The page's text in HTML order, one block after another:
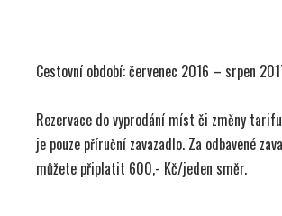
Cestovní období: červenec 2016 – srpen
Rezervace do vyprodání míst či změny
je pouze příruční zavazadlo. Za odbavené
můžete připlatit 600,- Kč/jeden směr.